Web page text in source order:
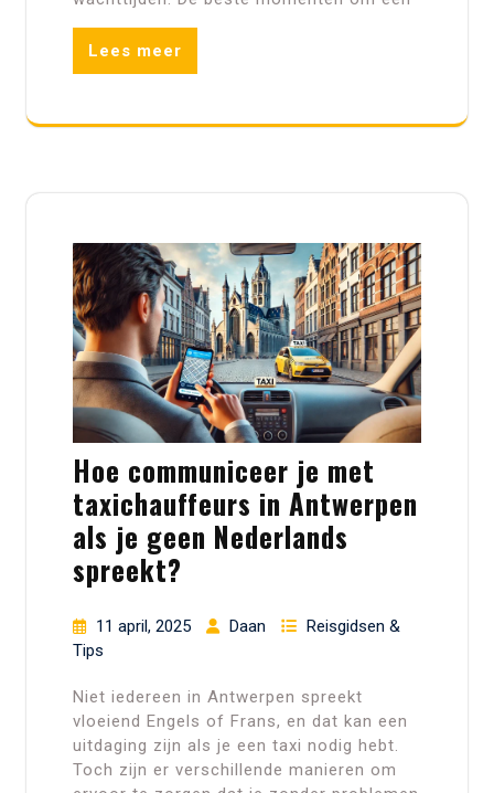
Lees meer
Hoe communiceer je met
taxichauffeurs in Antwerpen
als je geen Nederlands
spreekt?
11 april, 2025 Daan
Reisgidsen &
Tips
Niet iedereen in Antwerpen spreekt
vloeiend Engels of Frans, en dat kan een
uitdaging zijn als je een taxi nodig hebt.
Toch zijn er verschillende manieren om